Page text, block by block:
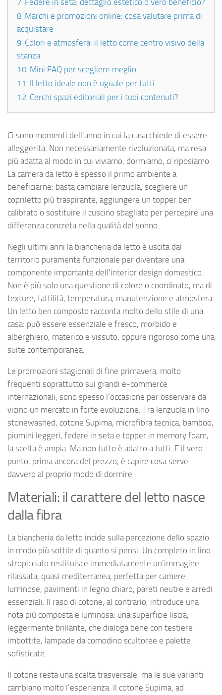
7 Federe in seta: dettaglio estetico o vero beneficio?
8 Marchi e promozioni online: cosa valutare prima di
acquistare
9 Colori e atmosfera: il letto come centro visivo della
stanza
10 Mini FAQ per scegliere meglio
11 Il letto ideale non è uguale per tutti
12 Cerchi spazi editoriali per i tuoi contenuti?
Ci sono momenti dell’anno in cui la casa chiede di essere
alleggerita. Non necessariamente rivoluzionata, ma resa
più adatta al modo in cui viviamo, dormiamo, ci riposiamo.
La camera da letto è spesso il primo ambiente a
beneficiarne: basta cambiare lenzuola, scegliere un
copriletto più traspirante, aggiungere un topper ben
calibrato o sostituire il cuscino sbagliato per percepire una
differenza concreta nella qualità del sonno.
Negli ultimi anni la biancheria da letto è uscita dal
territorio puramente funzionale per diventare una
componente importante dell’interior design domestico.
Non è più solo una questione di colore o coordinato, ma di
texture, tattilità, temperatura, manutenzione e atmosfera.
Un letto ben composto racconta molto dello stile di una
casa: può essere essenziale e fresco, morbido e
alberghiero, materico e vissuto, oppure rigoroso come una
suite contemporanea.
Le promozioni stagionali di fine primavera, molto
frequenti soprattutto sui grandi e-commerce
internazionali, sono spesso l’occasione per osservare da
vicino un mercato in forte evoluzione. Tra lenzuola in lino
stonewashed, cotone Supima, microfibra tecnica, bamboo,
piumini leggeri, federe in seta e topper in memory foam,
la scelta è ampia. Ma non tutto è adatto a tutti. E il vero
punto, prima ancora del prezzo, è capire cosa serve
davvero al proprio modo di dormire.
Materiali: il carattere del letto nasce
dalla fibra
La biancheria da letto incide sulla percezione dello spazio
in modo più sottile di quanto si pensi. Un completo in lino
stropicciato restituisce immediatamente un’immagine
rilassata, quasi mediterranea, perfetta per camere
luminose, pavimenti in legno chiaro, pareti neutre e arredi
essenziali. Il raso di cotone, al contrario, introduce una
nota più composta e luminosa: una superficie liscia,
leggermente brillante, che dialoga bene con testiere
imbottite, lampade da comodino scultoree e palette
sofisticate.
Il cotone resta una scelta trasversale, ma le sue varianti
cambiano molto l’esperienza. Il cotone Supima, ad